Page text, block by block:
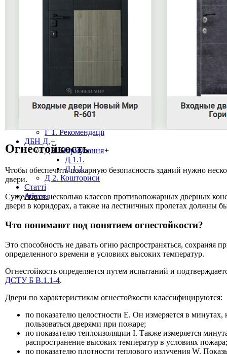
В 2. Об'єкти, продукція
В 2.8.
В 3. Експлуатація, ремонт
В 3.1.
В 3.2.
Г 1. Рекомендації
ДБН Д.+
Д 1. Нормування+
Д 1.1.
Д 1.2.
Д 2. Кошториси
Статті
Абетка
Огнестойкость
Чтобы обеспечить пожарную безопасность зданий нужно
двери.
Существует несколько классов противопожарных дверных
двери в коридорах, а также на лестничных пролетах должны
Что понимают под понятием огнестойкости?
Это способность не давать огню распространяться, сохраняя
определенного времени в условиях высоких температур.
Огнестойкость определяется путем испытаний и
ДСТУ Б В.1.1-4.
Двери по характеристикам огнестойкости классифицируются:
по показателю целостности Е. Он измеряется в
пользоваться дверями при пожаре;
по показателю теплоизоляции I. Также измеряется
распространение высоких температур в условиях пожара;
по показателю плотности теплового излучения W.